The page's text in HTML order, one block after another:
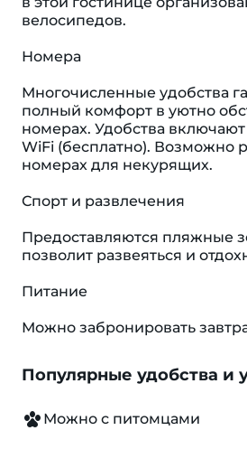
велосипедов.
Номера
Многочисленные удобства
полный комфорт в уютно
номерах. Удобства
WiFi (бесплатно). Возможно
номерах для некурящих.
Спорт и развлечения
Предоставляются пляжные
позволит развеяться и
Питание
Можно забронировать
Популярные удобства и
Можно с питомцами